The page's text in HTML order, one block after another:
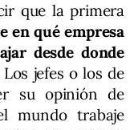
que la primera
en qué empresa
desde donde
jefes o los de
su opinión de
mundo trabaje